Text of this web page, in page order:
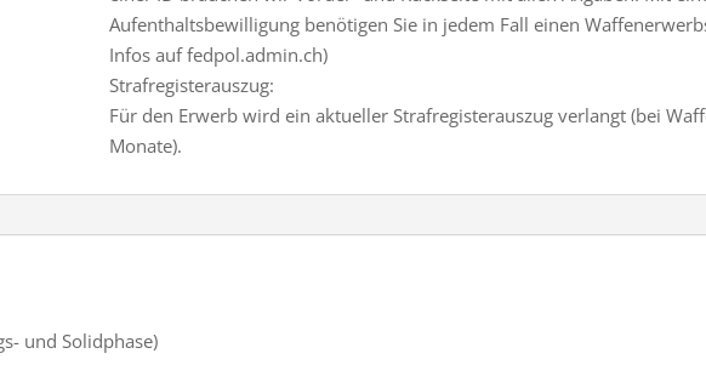
Aufenthaltsbewilligung benötigen Sie in jedem Fall einen
Infos auf fedpol.admin.ch)
Strafregisterauszug:
Für den Erwerb wird ein aktueller Strafregisterauszug verlangt (bei
Monate).
und Solidphase)